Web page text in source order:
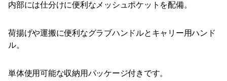
内部には仕分けに便利なメッシュポケットを配備。
荷揚げや運搬に便利なグラブハンドルとキャリー用ハンド
ル。
単体使用可能な収納用パッケージ付きです。